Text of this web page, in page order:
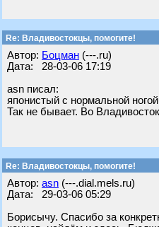
Re: Владивостокцы, помогите!
Автор: Бoцман (---.ru)
Дата: 28-03-06 17:19
asn писал:
японистый с нормальной
Так не бывает. Во
Re: Владивостокцы, помогите!
Автор: asn (---.dial.mels.ru)
Дата: 29-03-06 05:29
Борисычу. Спасибо за